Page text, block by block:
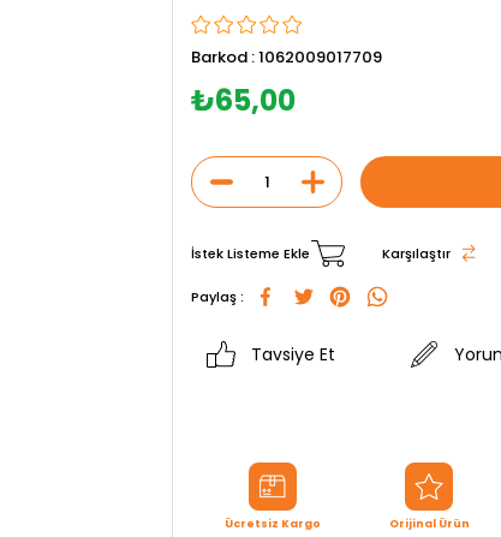
Barkod :1062009017709
₺65,00
İstek Listeme Ekle Karşılaştır
Paylaş :
Tavsiye Et
Ücretsiz Kargo
Orijinal Ürün